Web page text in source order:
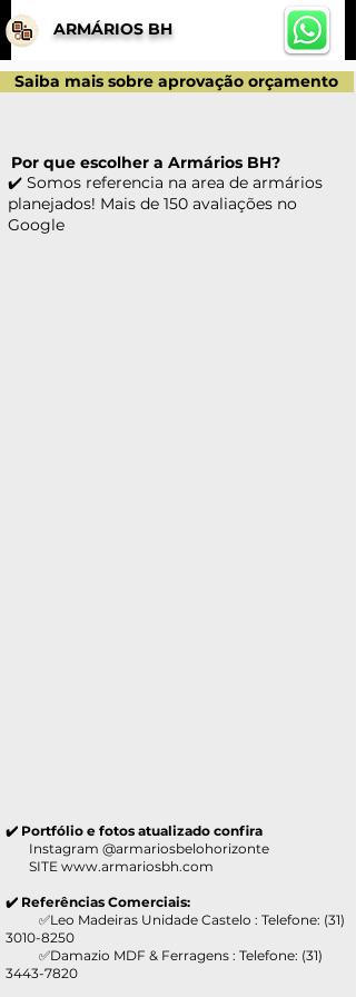
ARMÁRIOS BH
Saiba mais sobre aprovação orçamento
✔️ Somos referencia na area de armários
planejados! Mais de 150 avaliações no
Google
Por que escolher a Armários BH?
✔️ Portfólio e fotos atualizado confira
Instagram @armariosbelohorizonte
SITE www.armariosbh.com
✔️ Referências Comerciais:
✅Leo Madeiras Unidade Castelo : Telefone: (31)
3010-8250
✅Damazio MDF & Ferragens : Telefone: (31)
3443-7820